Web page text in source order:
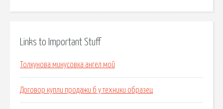
Links to Important Stuff
Толкунова минусовка ангел мой
Договор купли продажи б у техники образец